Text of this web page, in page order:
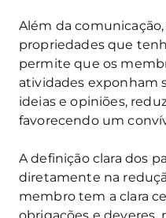
Além da
propriedades que
permite que os
atividades exponham
ideias e opiniões,
favorecendo um
A definição clara dos
diretamente na
membro tem a clara